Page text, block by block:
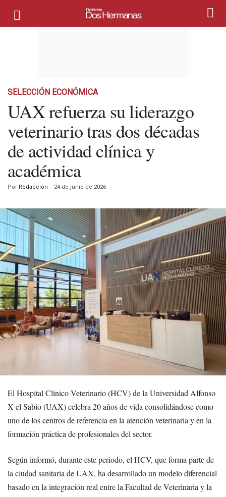
SELECCIÓN ECONÓMICA
UAX refuerza su liderazgo
veterinario tras dos décadas
de actividad clínica y
académica
Por Redacción - 24 de junio de 2026
El Hospital Clínico Veterinario (HCV) de la Universidad Alfonso
X el Sabio (UAX) celebra 20 años de vida consolidándose como
uno de los centros de referencia en la atención veterinaria y en la
formación práctica de profesionales del sector.
Según informó, durante este periodo, el HCV, que forma parte de
la ciudad sanitaria de UAX, ha desarrollado un modelo diferencial
basado en la integración real entre la Facultad de Veterinaria y la